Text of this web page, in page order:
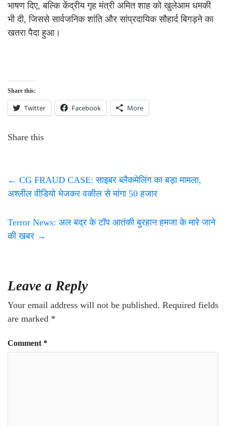
भाषण दिए, बल्कि केंद्रीय गृह मंत्री अमित शाह को खुलेआम धमकी
भी दी, जिससे सार्वजनिक शांति और सांप्रदायिक सौहार्द बिगड़ने का
खतरा पैदा हुआ।
Share this:
Twitter Facebook More
Share this
← CG FRAUD CASE: साइबर ब्लैकमेलिंग का बड़ा मामला,
अश्लील वीडियो भेजकर वकील से मांगा 50 हजार
Terror News: अल बद्र के टॉप आतंकी बुरहान हमजा के मारे जाने
की खबर →
Leave a Reply
Your email address will not be published. Required fields
are marked *
Comment *